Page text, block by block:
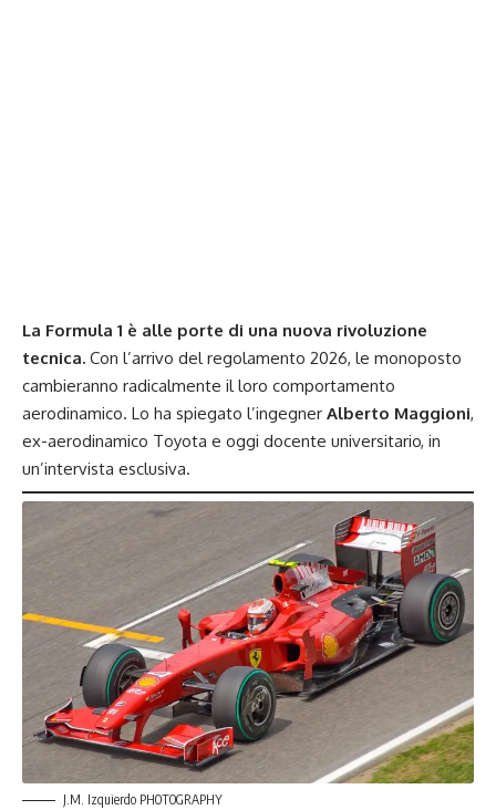
La Formula 1 è alle porte di una nuova rivoluzione
tecnica. Con l’arrivo del regolamento 2026, le monoposto
cambieranno radicalmente il loro comportamento
aerodinamico. Lo ha spiegato l’ingegner Alberto Maggioni,
ex-aerodinamico Toyota e oggi docente universitario, in
un’intervista esclusiva.
J.M. Izquierdo PHOTOGRAPHY